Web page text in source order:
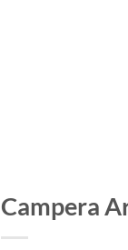
Campera